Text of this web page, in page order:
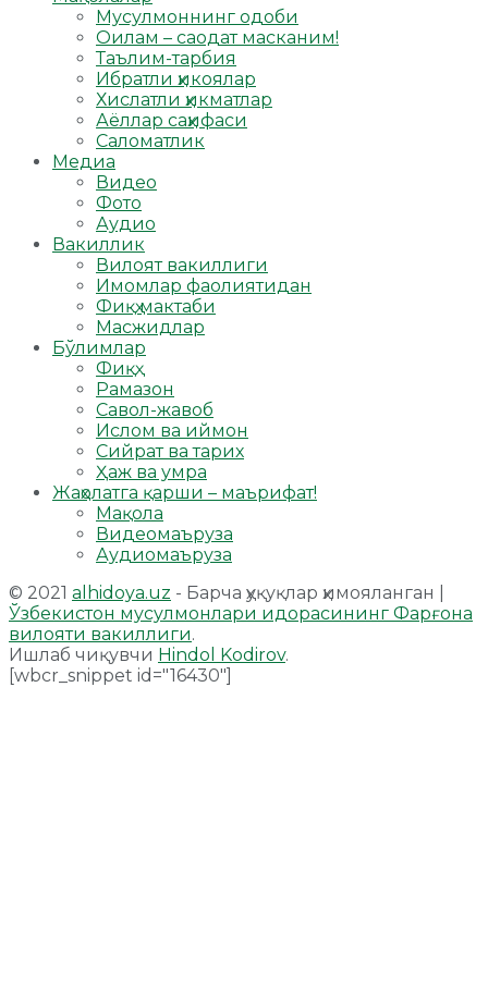
Мусулмоннинг одоби
Оилам – саодат масканим!
Таълим-тарбия
Ибратли ҳикоялар
Хислатли ҳикматлар
Аёллар саҳифаси
Саломатлик
Медиа
Видео
Фото
Аудио
Вакиллик
Вилоят вакиллиги
Имомлар фаолиятидан
Фиқҳ мактаби
Масжидлар
Бўлимлар
Фиқҳ
Рамазон
Савол-жавоб
Ислом ва иймон
Сийрат ва тарих
Ҳаж ва умра
Жаҳолатга қарши – маърифат!
Мақола
Видеомаъруза
Аудиомаъруза
© 2021 alhidoya.uz - Барча ҳуқуқлар ҳимояланган |
Ўзбекистон мусулмонлари идорасининг Фарғона
вилояти вакиллиги.
Ишлаб чиқувчи Hindol Kodirov.
[wbcr_snippet id="16430"]